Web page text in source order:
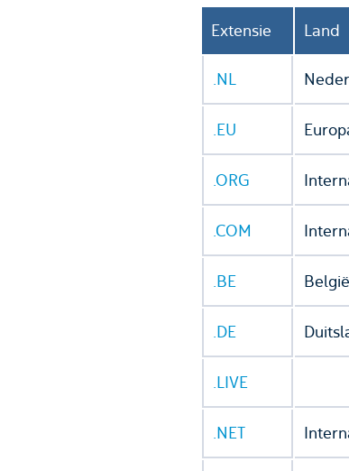
Extensie Land
.NL
.EU
.ORG
.COM
.BE België
.DE
.LIVE
.NET